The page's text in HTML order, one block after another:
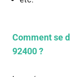
Comment se
92400 ?